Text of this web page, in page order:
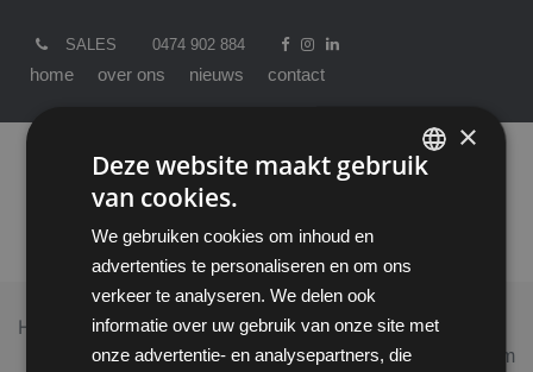
SALES 0474 902 884
home over ons nieuws contact
Home >All Products
Honeywell Clearflow 3 Wall-mounted persluchtsysteem
×
Deze website maakt gebruik
van cookies.
We gebruiken cookies om inhoud en
advertenties te personaliseren en om ons
verkeer te analyseren. We delen ook
informatie over uw gebruik van onze site met
onze advertentie- en analysepartners, die